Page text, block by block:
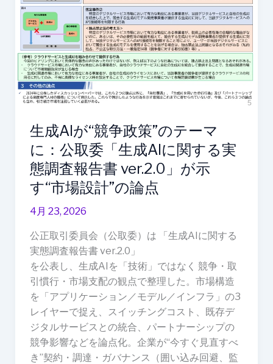
生成AIが“競争政策”のテーマ
に：公取委「生成AIに関する実
態調査報告書 ver.2.0」が示
す“市場設計”の論点
4月 23, 2026
公正取引委員会（公取委）は 「生成AIに関する
実態調査報告書 ver.2.0」
を公表し、生成AIを「技術」ではなく 競争・取
引慣行・市場支配の観点で整理した。市場構造
を「アプリケーション／モデル／インフラ」の3
レイヤーで捉え、スイッチングコスト、既存デ
ジタルサービスとの統合、パートナーシップの
競争影響などを論点化。企業が“今すぐ見直すべ
き”契約・調達・ガバナンス（囲い込み回避、監
争
政
策”の
テ
ー
マ
に：
取
委
「生
成
AI
に
関
す
る
実
態
調
査
報
告
書